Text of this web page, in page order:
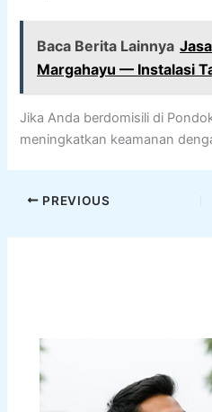
Baca Berita Lainnya
Margahayu — Instalasi
Jika Anda berdomisili di
meningkatkan keamanan
PREVIOUS